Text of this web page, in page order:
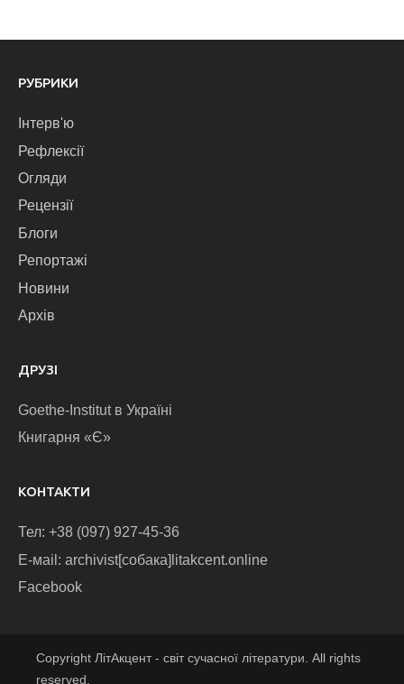
РУБРИКИ
Інтерв'ю
Рефлексії
Огляди
Рецензії
Блоги
Репортажі
Новини
Архів
ДРУЗІ
Goethe-Institut в Україні
Книгарня «Є»
КОНТАКТИ
Тел: +38 (097) 927-45-36
E-маіl: archivist[собака]litakcent.online
Facebook
Copyright ЛітАкцент - світ сучасної літератури. All rights
reserved.